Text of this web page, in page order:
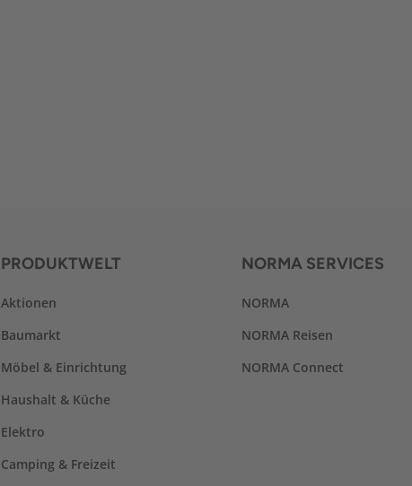
PRODUKTWELT
Aktionen
Baumarkt
Möbel & Einrichtung
Haushalt & Küche
Elektro
Camping & Freizeit
NORMA SERVICES
NORMA
NORMA Reisen
NORMA Connect